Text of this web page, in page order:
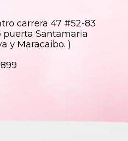
carrera 47 #52-83
puerta Santamaria
y Maracaibo. )